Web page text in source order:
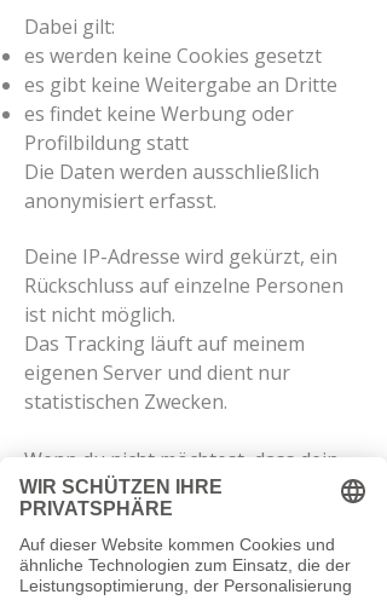
Dabei gilt:
es werden keine Cookies gesetzt
es gibt keine Weitergabe an Dritte
es findet keine Werbung oder
Profilbildung statt
Die Daten werden ausschließlich
anonymisiert erfasst.
Deine IP-Adresse wird gekürzt, ein
Rückschluss auf einzelne Personen
ist nicht möglich.
Das Tracking läuft auf meinem
eigenen Server und dient nur
statistischen Zwecken.
Wenn du nicht möchtest, dass dein
Besuch in die Statistik einfließt,
kannst du das Tracking hier jederzeit
deaktivieren (bitte warte einen
Moment bis die Box geladen ist):